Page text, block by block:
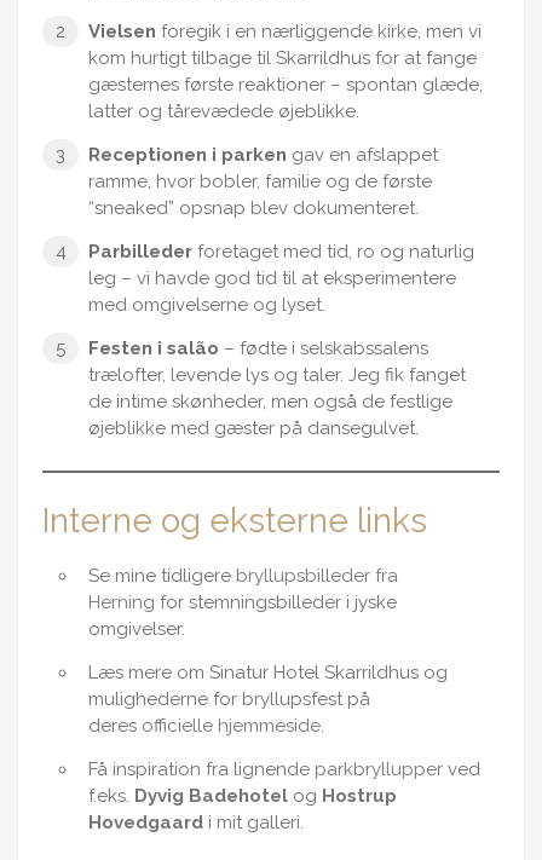
Vielsen foregik i en nærliggende kirke, men vi
kom hurtigt tilbage til Skarrildhus for at fange
gæsternes første reaktioner – spontan glæde,
latter og tårevædede øjeblikke.
Receptionen i parken gav en afslappet
ramme, hvor bobler, familie og de første
“sneaked” opsnap blev dokumenteret.
Parbilleder foretaget med tid, ro og naturlig
leg – vi havde god tid til at eksperimentere
med omgivelserne og lyset.
Festen i salão – fødte i selskabssalens
trælofter, levende lys og taler. Jeg fik fanget
de intime skønheder, men også de festlige
øjeblikke med gæster på dansegulvet.
Interne og eksterne links
Se mine tidligere bryllupsbilleder fra
Herning for stemningsbilleder i jyske
omgivelser.
Læs mere om Sinatur Hotel Skarrildhus og
mulighederne for bryllupsfest på
deres officielle hjemmeside
Få inspiration fra lignende parkbryllupper ved
f.eks. Dyvig Badehotel og Hostrup
Hovedgaard i mit galleri.